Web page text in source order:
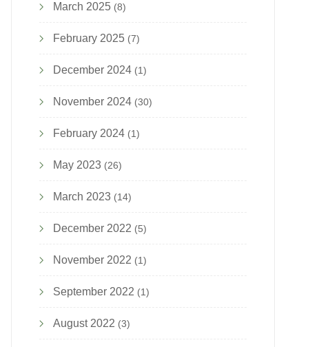
March 2025(8)
February 2025(7)
December 2024(1)
November 2024(30)
February 2024(1)
May 2023(26)
March 2023(14)
December 2022 (5)
November 2022 (1)
September 2022 (1)
August 2022 (3)